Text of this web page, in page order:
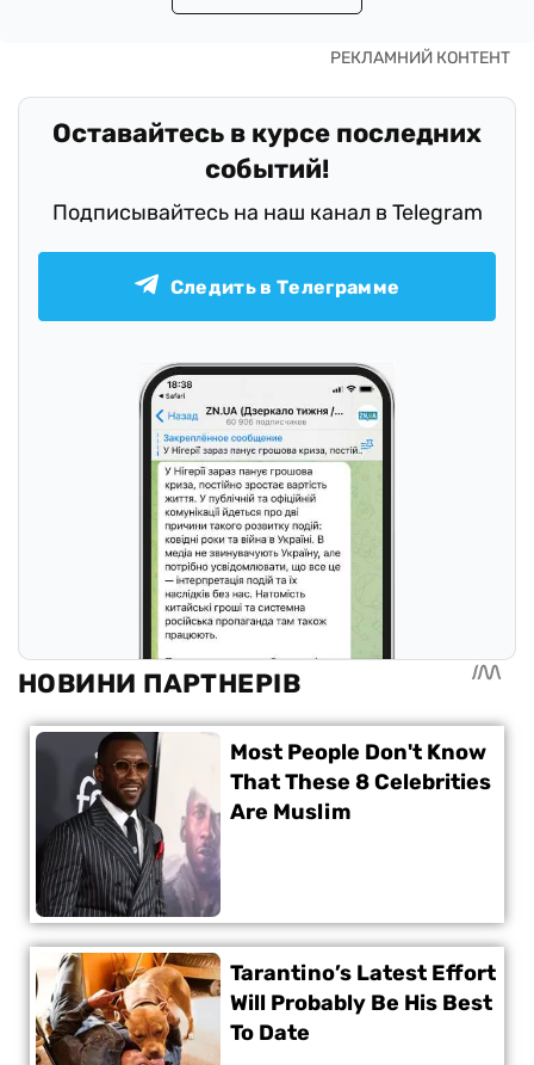
Оставайтесь в курсе последних
событий!
Подписывайтесь на наш канал в Telegram
Следить в Телеграмме